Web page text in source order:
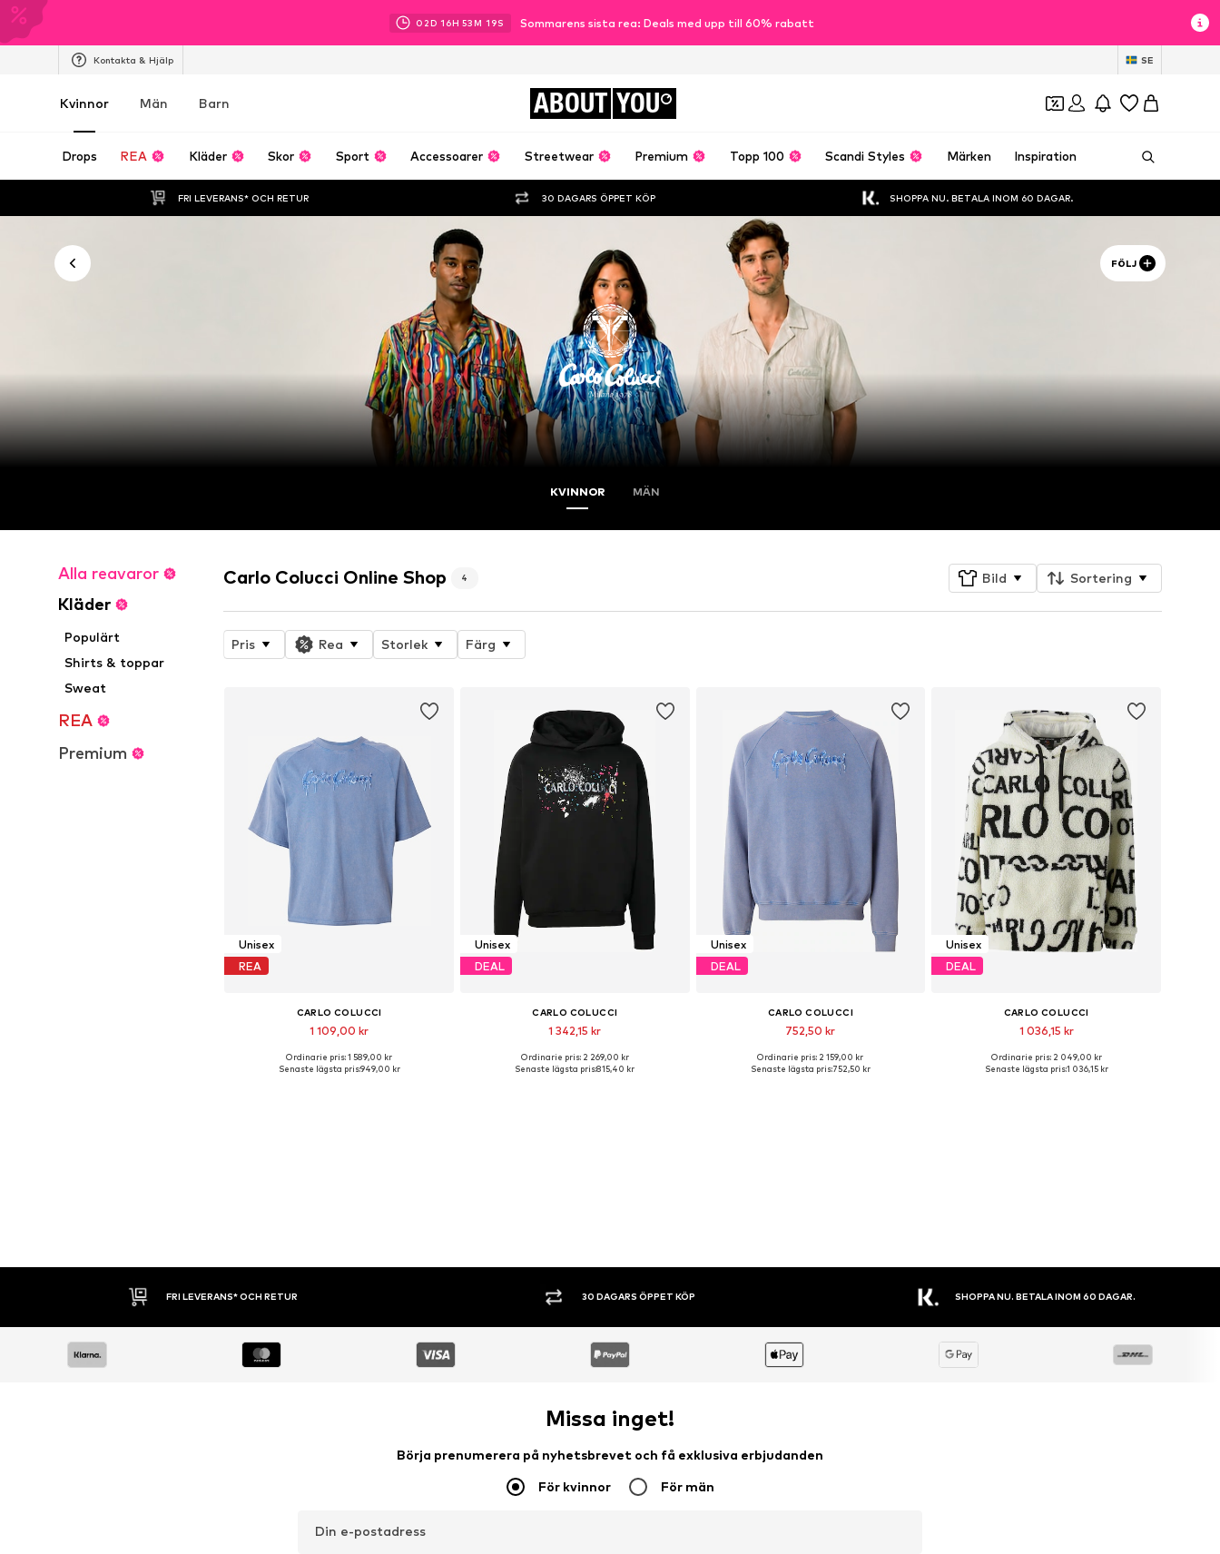
02D 16H 53M 18S Sommarens sista rea: Deals med upp till 60% rabatt
Kontakta & Hjälp SE
Kvinnor Män Barn ABOUT YOU
Drops REA Kläder Skor Sport Accessoarer Streetwear Premium Topp 100 Scandi Styles Märken Inspiration
FRI LEVERANS* OCH RETUR 30 DAGARS ÖPPET KÖP SHOPPA NU. BETALA INOM 60 DAGAR.
FÖLJ
KVINNOR MÄN
Alla reavaror
Kläder
Populärt
Shirts & toppar
Sweat
REA
Premium
Carlo Colucci Online Shop 4 Bild Sortering
Pris Rea Storlek Färg
Unisex
REA
CARLO COLUCCI
1 109,00 kr
Tillgängliga storlekar: M
Ordinarie pris: 1 589,00 kr
Senaste lägsta pris:949,00 kr
Unisex
DEAL
CARLO COLUCCI
1 342,15 kr
Tillgängliga storlekar: M, L
Ordinarie pris: 2 269,00 kr
Senaste lägsta pris:815,40 kr
Unisex
DEAL
CARLO COLUCCI
752,50 kr
Tillgängliga storlekar: L, XL
Ordinarie pris: 2 159,00 kr
Senaste lägsta pris:752,50 kr
Unisex
DEAL
CARLO COLUCCI
1 036,15 kr
Tillgängliga storlekar: L
Ordinarie pris: 2 049,00 kr
Senaste lägsta pris:1 036,15 kr
30 DAGARS ÖPPET KÖP SHOPPA NU. BETALA INOM 60 DAGAR. STORT SORTIMENT
Missa inget!
Börja prenumerera på nyhetsbrevet och få exklusiva erbjudanden
För kvinnor För män
Din e-postadress